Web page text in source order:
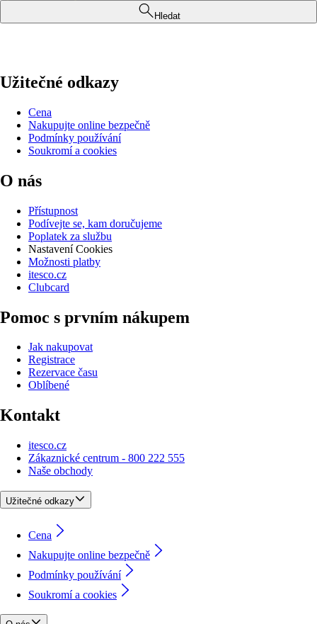
Hledat
Užitečné odkazy
Cena
Nakupujte online bezpečně
Podmínky používání
Soukromí a cookies
O nás
Přístupnost
Podívejte se, kam doručujeme
Poplatek za službu
Nastavení Cookies
Možnosti platby
itesco.cz
Clubcard
Pomoc s prvním nákupem
Jak nakupovat
Registrace
Rezervace času
Oblíbené
Kontakt
itesco.cz
Zákaznické centrum - 800 222 555
Naše obchody
Užitečné odkazy
Cena
Nakupujte online bezpečně
Podmínky používání
Soukromí a cookies